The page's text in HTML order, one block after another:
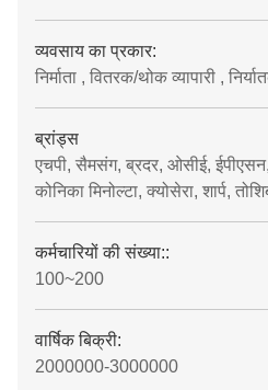
व्यवसाय का प्रकार:
निर्माता , वितरक/थोक व्यापारी ,
ब्रांड्स
एचपी, सैमसंग, ब्रदर, ओसीई,
कोनिका मिनोल्टा, क्योसेरा, शार्प,
कर्मचारियों की संख्या::
100~200
वार्षिक बिक्री:
2000000-3000000